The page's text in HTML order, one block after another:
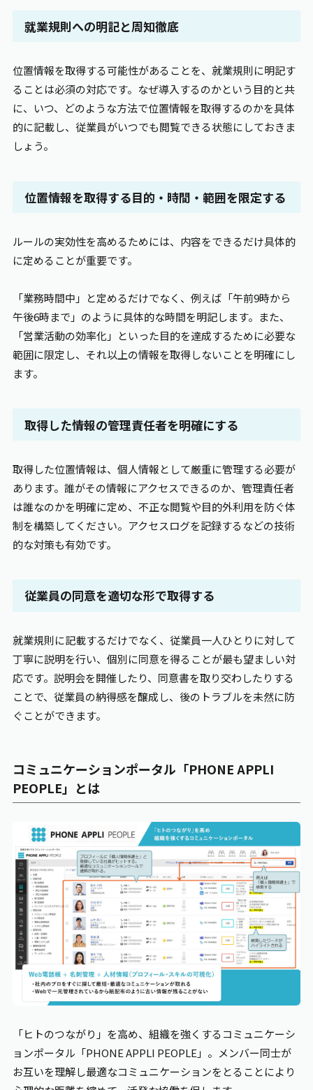
就業規則への明記と周知徹底
位置情報を取得する可能性があることを、就業規則に明記す
ることは必須の対応です。なぜ導入するのかという目的と共
に、いつ、どのような方法で位置情報を取得するのかを具体
的に記載し、従業員がいつでも閲覧できる状態にしておきま
しょう。
位置情報を取得する目的・時間・範囲を限定する
ルールの実効性を高めるためには、内容をできるだけ具体的
に定めることが重要です。
「業務時間中」と定めるだけでなく、例えば「午前9時から
午後6時まで」のように具体的な時間を明記します。また、
「営業活動の効率化」といった目的を達成するために必要な
範囲に限定し、それ以上の情報を取得しないことを明確にし
ます。
取得した情報の管理責任者を明確にする
取得した位置情報は、個人情報として厳重に管理する必要が
あります。誰がその情報にアクセスできるのか、管理責任者
は誰なのかを明確に定め、不正な閲覧や目的外利用を防ぐ体
制を構築してください。アクセスログを記録するなどの技術
的な対策も有効です。
従業員の同意を適切な形で取得する
就業規則に記載するだけでなく、従業員一人ひとりに対して
丁寧に説明を行い、個別に同意を得ることが最も望ましい対
応です。説明会を開催したり、同意書を取り交わしたりする
ことで、従業員の納得感を醸成し、後のトラブルを未然に防
ぐことができます。
コミュニケーションポータル「PHONEAPPLI
PEOPLE」とは
「ヒトのつながり」を高め、組織を強くするコミュニケーシ
ョンポータル「PHONEAPPLI PEOPLE」。メンバー同士が
お互いを理解し最適なコミュニケーションをとることにより